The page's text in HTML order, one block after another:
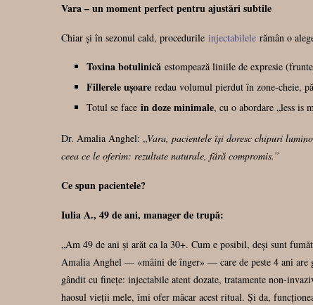
Vara – un moment perfect pentru ajustări subtile
Chiar și în sezonul cald, procedurile injectabilele rămân o
Toxina botulinică estompează liniile de expresie
Fillerele ușoare redau volumul pierdut în zone-cheie,
Totul se face în doze minimale, cu o abordare „less is
Dr. Amalia Anghel: „Vara, pacientele își doresc chipuri
ceea ce le oferim: rezultate naturale, fără compromis.”
Ce spun pacientele?
Iulia A., 49 de ani, manager de trupă:
„Am 49 de ani și arăt ca la 30+. Cum e posibil, deși sunt
Amalia Anghel — «mâini de înger» — care de peste 4 ani are
gândit cu finețe: injectabile atent dozate, tratamente non-
haosul vieții mele, îmi ofer măcar acest ritual. Și da,